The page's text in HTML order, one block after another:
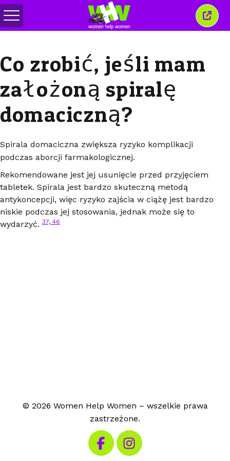
Przełącz
menu
to
Co zrobić, jeśli mam
założoną spiralę
domaciczną?
Spirala domaciczna zwiększa ryzyko komplikacji
podczas aborcji farmakologicznej.
Rekomendowane jest jej usunięcie przed przyjęciem
tabletek. Spirala jest bardzo skuteczną metodą
antykoncepcji, więc ryzyko zajścia w ciążę jest bardzo
niskie podczas jej stosowania, jednak może się to
wydarzyć. 37, 46
© 2026 Women Help Women – wszelkie prawa
zastrzeżone.
Odwiedź nasz Facebook
Odwiedź nasz Instagram